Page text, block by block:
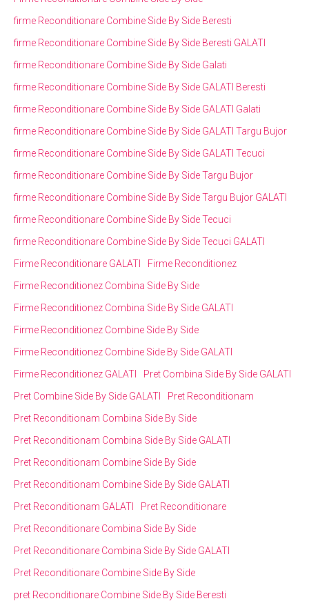
firme Reconditionare Combine Side By Side Beresti
firme Reconditionare Combine Side By Side Beresti GALATI
firme Reconditionare Combine Side By Side Galati
firme Reconditionare Combine Side By Side GALATI Beresti
firme Reconditionare Combine Side By Side GALATI Galati
firme Reconditionare Combine Side By Side GALATI Targu Bujor
firme Reconditionare Combine Side By Side GALATI Tecuci
firme Reconditionare Combine Side By Side Targu Bujor
firme Reconditionare Combine Side By Side Targu Bujor GALATI
firme Reconditionare Combine Side By Side Tecuci
firme Reconditionare Combine Side By Side Tecuci GALATI
Firme Reconditionare GALATI
Firme Reconditionez
Firme Reconditionez Combina Side By Side
Firme Reconditionez Combina Side By Side GALATI
Firme Reconditionez Combine Side By Side
Firme Reconditionez Combine Side By Side GALATI
Firme Reconditionez GALATI
Pret Combina Side By Side GALATI
Pret Combine Side By Side GALATI
Pret Reconditionam
Pret Reconditionam Combina Side By Side
Pret Reconditionam Combina Side By Side GALATI
Pret Reconditionam Combine Side By Side
Pret Reconditionam Combine Side By Side GALATI
Pret Reconditionam GALATI
Pret Reconditionare
Pret Reconditionare Combina Side By Side
Pret Reconditionare Combina Side By Side GALATI
Pret Reconditionare Combine Side By Side
pret Reconditionare Combine Side By Side Beresti